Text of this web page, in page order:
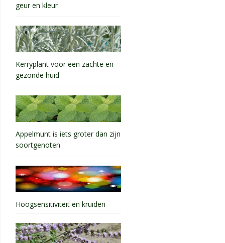
geur en kleur
Kerryplant voor een zachte en
gezonde huid
Appelmunt is iets groter dan zijn
soortgenoten
Hoogsensitiviteit en kruiden